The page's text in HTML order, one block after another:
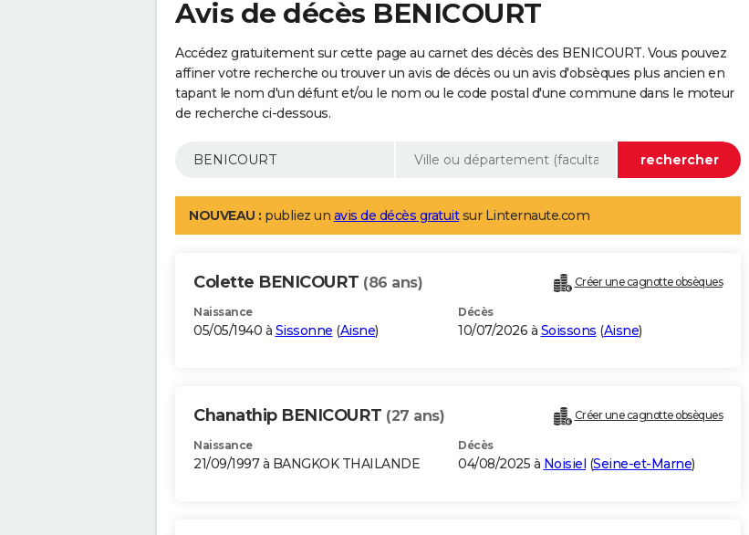
Avis de décès BENICOURT
Accédez gratuitement sur cette page au carnet des décès des BENICOURT. Vous pouvez
affiner votre recherche ou trouver un avis de décès ou un avis d'obsèques plus ancien en
tapant le nom d'un défunt et/ou le nom ou le code postal d'une commune dans le moteur
de recherche ci-dessous.
NOUVEAU : publiez un avis de décès gratuitsur Linternaute.com
Colette BENICOURT (86 ans) Créer une cagnotte obsèques
Naissance
05/05/1940 à Sissonne (Aisne)
Décès
10/07/2026 à Soissons (Aisne)
Chanathip BENICOURT (27 ans) Créer une cagnotte obsèques
Naissance
21/09/1997 à BANGKOK THAILANDE
Décès
04/08/2025 à Noisiel (Seine-et-Marne)